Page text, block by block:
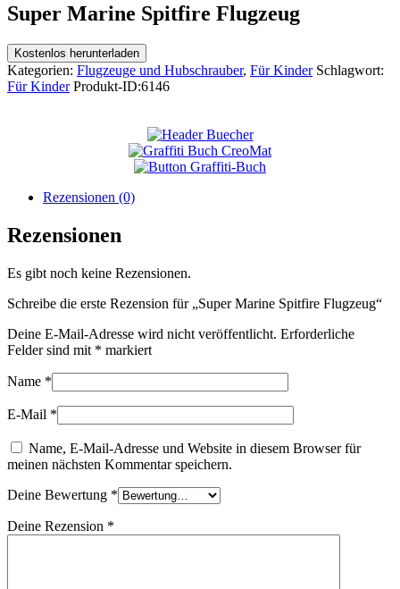
Super Marine Spitfire Flugzeug
Kostenlos herunterladen
Kategorien: Flugzeuge und Hubschrauber, Für Kinder Schlagwort:
Für Kinder Produkt-ID:6146
Rezensionen (0)
Rezensionen
Es gibt noch keine Rezensionen.
Schreibe die erste Rezension für „Super Marine Spitfire Flugzeug“
Deine E-Mail-Adresse wird nicht veröffentlicht. Erforderliche
Felder sind mit * markiert
Name *
E-Mail *
Name, E-Mail-Adresse und Website in diesem Browser für
meinen nächsten Kommentar speichern.
Deine Bewertung *
Deine Rezension *